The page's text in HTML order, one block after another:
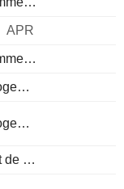
APR
Balance Commerciale
Ventes de Logements Existants (Mensuel)
Ventes de Logements Existants
Changement de stock d'huile brute API